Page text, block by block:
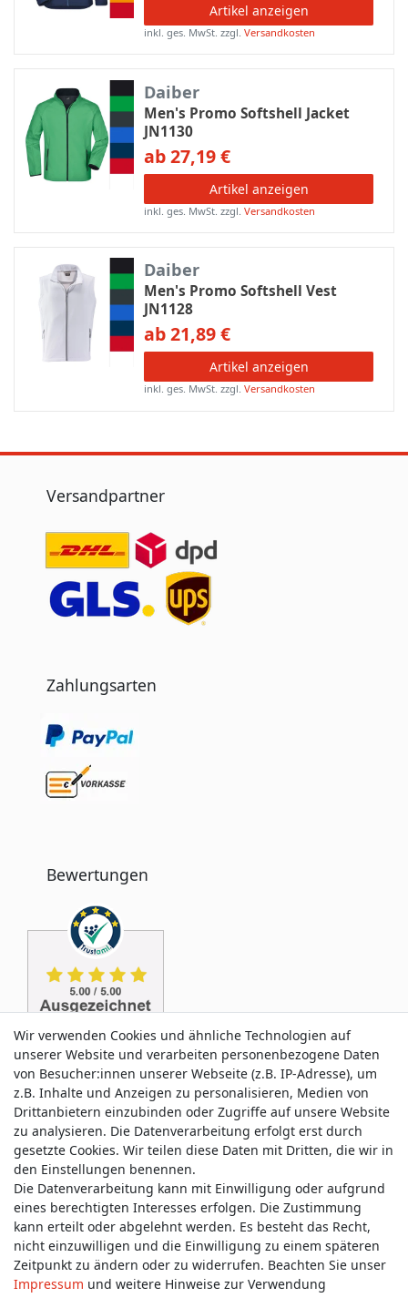
Artikel anzeigen
inkl. ges. MwSt. zzgl.Versandkosten
Daiber
Men's Promo Softshell Jacket
JN1130
ab 27,19 €
Artikel anzeigen
inkl. ges. MwSt. zzgl.Versandkosten
Daiber
Men's Promo Softshell Vest
JN1128
ab 21,89 €
Artikel anzeigen
inkl. ges. MwSt. zzgl.Versandkosten
Versandpartner
Zahlungsarten
Bewertungen
Service & Kontakt
Wünschen Sie einen Rückruf?
service@allmyclothes.de
Schreiben Sie uns:
service@allmyclothes.de
Wir verwenden Cookies und ähnliche Technologien auf
unserer Website und verarbeiten personenbezogene Daten
von Besucher:innen unserer Webseite (z.B. IP-Adresse), um
z.B. Inhalte und Anzeigen zu personalisieren, Medien von
Drittanbietern einzubinden oder Zugriffe auf unsere Website
zu analysieren. Die Datenverarbeitung erfolgt erst durch
gesetzte Cookies. Wir teilen diese Daten mit Dritten, die wir in
den Einstellungen benennen.
Die Datenverarbeitung kann mit Einwilligung oder aufgrund
eines berechtigten Interesses erfolgen. Die Zustimmung
kann erteilt oder abgelehnt werden. Es besteht das Recht,
nicht einzuwilligen und die Einwilligung zu einem späteren
Zeitpunkt zu ändern oder zu widerrufen. Beachten Sie unser
Impressum und weitere Hinweise zur Verwendung